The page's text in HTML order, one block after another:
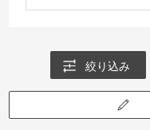
絞り込み